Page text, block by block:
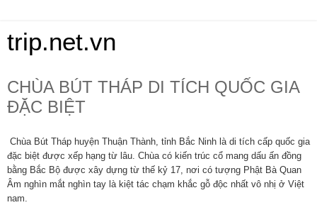
trip.net.vn
CHÙA BÚT THÁP DI TÍCH QUỐC GIA
ĐẶC BIỆT
Chùa Bút Tháp huyện Thuận Thành, tỉnh Bắc Ninh là di tích cấp quốc gia
đặc biệt được xếp hạng từ lâu. Chùa có kiến trúc cổ mang dấu ấn đồng
bằng Bắc Bộ được xây dựng từ thế kỷ 17, nơi có tượng Phật Bà Quan
Âm nghìn mắt nghìn tay là kiệt tác chạm khắc gỗ độc nhất vô nhị ở Việt
nam.